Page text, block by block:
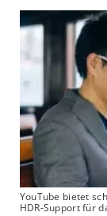
YouTube bietet
HDR-Support für